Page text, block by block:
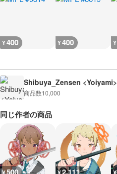
¥400 ¥400 ¥
Shibuya_Zensen <Yoiyami>
商品数10,000
同じ作者の商品